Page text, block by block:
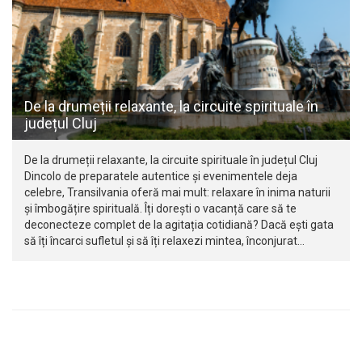
De la drumeții relaxante, la circuite spirituale în
județul Cluj
De la drumeții relaxante, la circuite spirituale în județul Cluj
Dincolo de preparatele autentice și evenimentele deja
celebre, Transilvania oferă mai mult: relaxare în inima naturii
și îmbogățire spirituală. Îți dorești o vacanță care să te
deconecteze complet de la agitația cotidiană? Dacă ești gata
să îți încarci sufletul și să îți relaxezi mintea, înconjurat…